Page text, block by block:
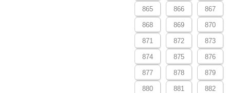
865 866 867
868 869 870
871 872 873
874 875 876
877 878 879
880 881 882